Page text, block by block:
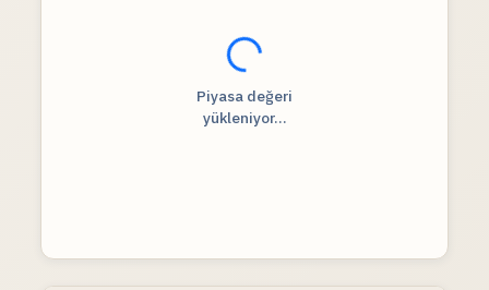
Fiyat verileri yükleniyor...
Piyasa değeri
yükleniyor...